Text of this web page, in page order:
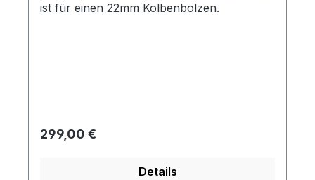
ist für einen 22mm Kolbenbolzen.
Regulärer Preis:
299,00 €
Details